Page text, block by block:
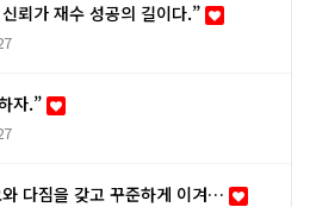
뢰가 재수 성공의 길이다.”
자.”
다짐을 갖고 꾸준하게 이겨…